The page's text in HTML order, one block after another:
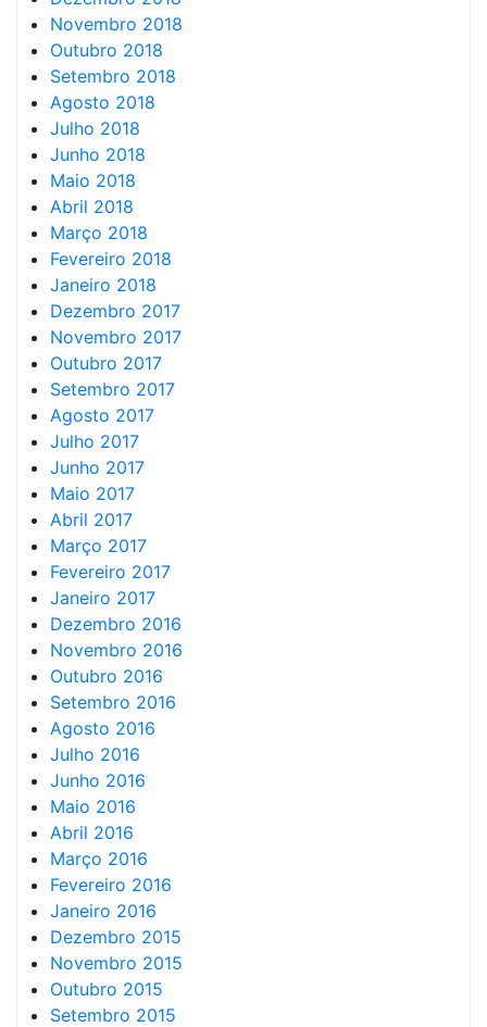
Novembro 2018
Outubro 2018
Setembro 2018
Agosto 2018
Julho 2018
Junho 2018
Maio 2018
Abril 2018
Março 2018
Fevereiro 2018
Janeiro 2018
Dezembro 2017
Novembro 2017
Outubro 2017
Setembro 2017
Agosto 2017
Julho 2017
Junho 2017
Maio 2017
Abril 2017
Março 2017
Fevereiro 2017
Janeiro 2017
Dezembro 2016
Novembro 2016
Outubro 2016
Setembro 2016
Agosto 2016
Julho 2016
Junho 2016
Maio 2016
Abril 2016
Março 2016
Fevereiro 2016
Janeiro 2016
Dezembro 2015
Novembro 2015
Outubro 2015
Setembro 2015